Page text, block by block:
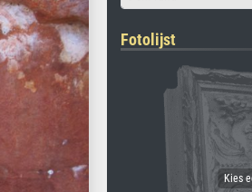
Fotolijst